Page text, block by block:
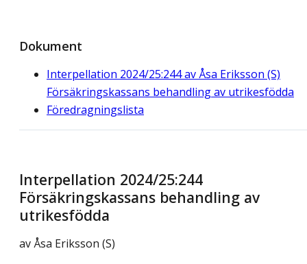
Dokument
Interpellation 2024/25:244 av Åsa Eriksson (S)
Försäkringskassans behandling av utrikesfödda
Föredragningslista
Interpellation 2024/25:244
Försäkringskassans behandling av
utrikesfödda
avÅsa Eriksson (S)